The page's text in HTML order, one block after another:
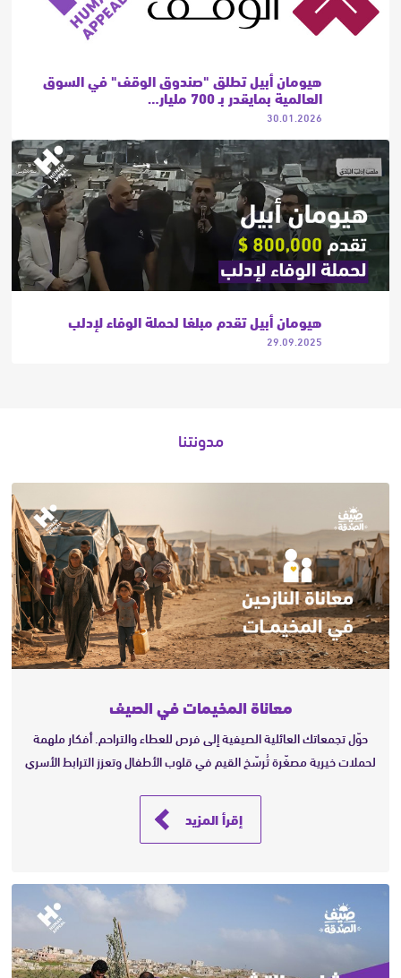
هيومان أبيل تطلق "صندوق الوقف" في السوق
العالمية بمايقدر بـ 700 مليار…
30.01.2026
هيومان أبيل تقدم مبلغا لحملة الوفاء لإدلب
29.09.2025
مدونتنا
معاناة المخيمات في الصيف
حوّل تجمعاتك العائلية الصيفية إلى فرص للعطاء والتراحم. أفكار ملهمة
لحملات خيرية مصغّرة تُرسّخ القيم في قلوب الأطفال وتعزز الترابط الأسري
إقرأ المزيد